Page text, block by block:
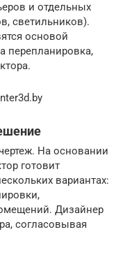
и отдельных
светильников).
основой
перепланировка,
На основании
готовит
вариантах:
Дизайнер
согласовывая